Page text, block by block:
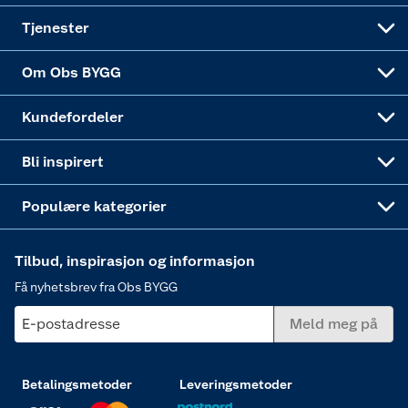
Tjenester
Om Obs BYGG
Kundefordeler
Bli inspirert
Populære kategorier
Tilbud, inspirasjon og informasjon
Få nyhetsbrev fra Obs BYGG
E-postadresse Meld meg på
Betalingsmetoder Leveringsmetoder